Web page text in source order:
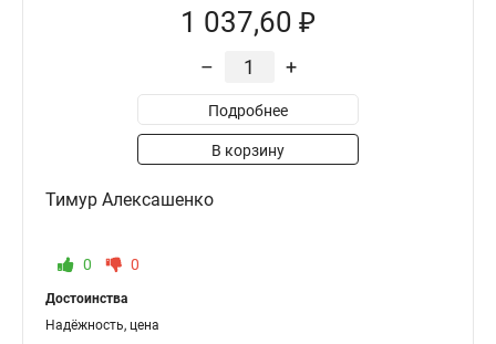
1 037,60 ₽
– +
Подробнее
В корзину
Тимур Алексашенко
0 0
Достоинства
Надёжность, цена